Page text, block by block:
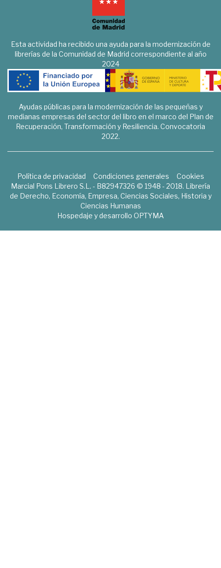
Esta actividad ha recibido una ayuda para la modernización de
librerías de la Comunidad de Madrid correspondiente al año
2024
Ayudas públicas para la modernización de las pequeñas y
medianas empresas del sector del libro en el marco del Plan de
Recuperación, Transformación y Resiliencia. Convocatoria
2022.
Política de privacidad Condiciones generales
Cookies
Marcial Pons Librero S.L. - B82947326 © 1948 - 2018. Librería
de Derecho, Economía, Empresa, Ciencias Sociales, Historia y
Ciencias Humanas
Hospedaje y desarrollo OPTYMA